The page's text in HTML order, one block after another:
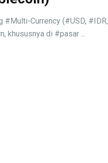
#Multi-Currency (#USD, #IDR,
khususnya di #pasar ...